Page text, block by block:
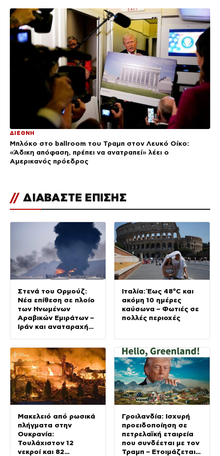
ΔΙΕΘΝΗ
Μπλόκο στο ballroom του Τραμπ στον Λευκό Οίκο:
«Άδικη απόφαση, πρέπει να ανατραπεί» λέει ο
Αμερικανός πρόεδρος
// ΔΙΑΒΑΣΤΕ ΕΠΙΣΗΣ
Στενά του Ορμούζ:
Νέα επίθεση σε πλοίο
των Ηνωμένων
Αραβικών Εμιράτων –
Ιράν και αναταραχή
Ιταλία: Έως 48°C και
ακόμη 10 ημέρες
καύσωνα – Φωτιές σε
πολλές περιοχές
Μακελειό από ρωσικά
πλήγματα στην
Ουκρανία:
Τουλάχιστον 12
νεκροί και 82
Γροιλανδία: Ισχυρή
προειδοποίηση σε
πετρελαϊκή εταιρεία
που συνδέεται με τον
Τραμπ – Ετοιμάζεται